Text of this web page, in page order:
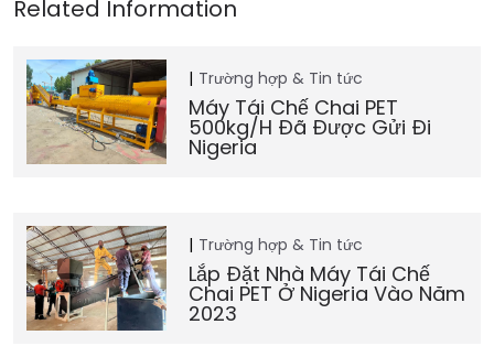
Trường hợp & Tin tức
Máy Tái Chế Chai PET
500kg/h Đã Được Gửi Đi
Nigeria
Trường hợp & Tin tức
Lắp Đặt Nhà Máy Tái Chế
Chai PET Ở Nigeria Vào Năm
2023